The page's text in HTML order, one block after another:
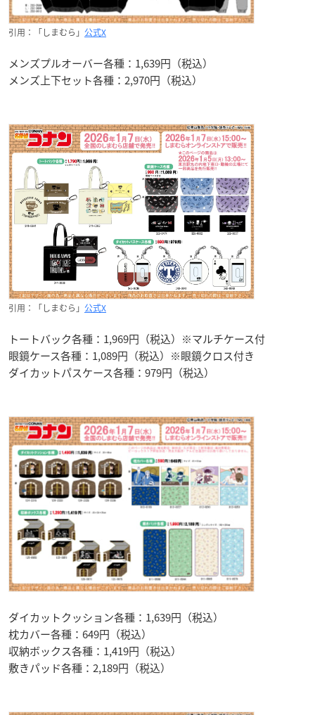
引用：「しまむら」 公式X
メンズプルオーバー各種：1,639円（税込）
メンズ上下セット各種：2,970円（税込）
引用：「しまむら」 公式X
トートバック各種：1,969円（税込）※マルチケース付
眼鏡ケース各種：1,089円（税込）※眼鏡クロス付き
ダイカットパスケース各種：979円（税込）
ダイカットクッション各種：1,639円（税込）
枕カバー各種：649円（税込）
収納ボックス各種：1,419円（税込）
敷きパッド各種：2,189円（税込）